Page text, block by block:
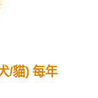
/貓) 每年